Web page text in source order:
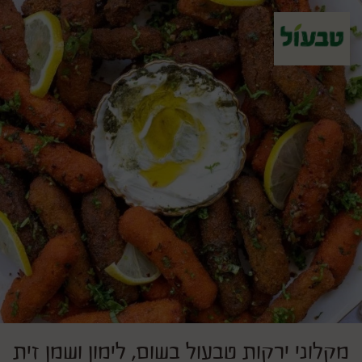
מקלוני ירקות טבעול בשום, לימון ושמן זית